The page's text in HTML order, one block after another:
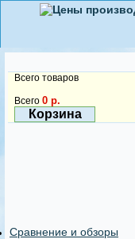
Всего товаров
Всего 0 р.
Корзина
Сравнение и обзоры